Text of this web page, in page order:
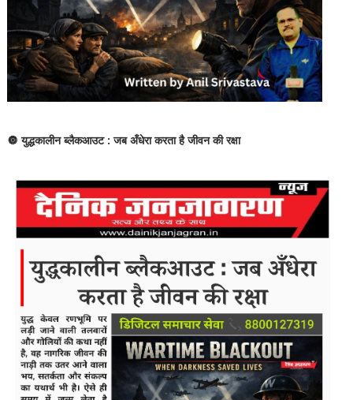
🔘 युद्धकालीन ब्लैकआउट : जब अँधेरा करता है जीवन की रक्षा